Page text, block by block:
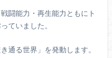
闘能力・再生能力ともにト
ていました。
通る世界」を発動します。